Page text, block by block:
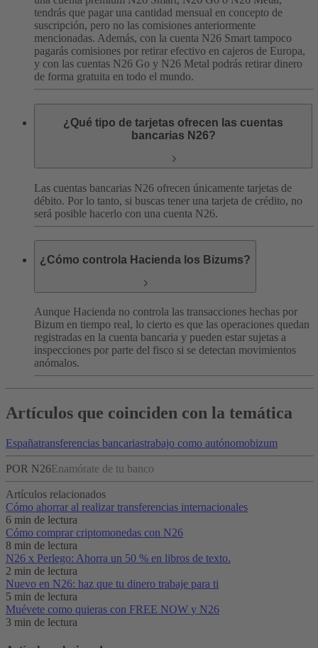
tendrás que pagar una cantidad mensual en concepto de
suscripción, pero no las comisiones anteriormente
mencionadas. Además, con la cuenta N26 Smart tampoco
pagarás comisiones por retirar efectivo en cajeros de Europa,
y con las cuentas N26 Go y N26 Metal podrás retirar dinero
de forma gratuita en todo el mundo.
¿Qué tipo de tarjetas ofrecen las cuentas
bancarias N26?
Las cuentas bancarias N26 ofrecen únicamente tarjetas de
débito. Por lo tanto, si buscas tener una tarjeta de crédito, no
será posible hacerlo con una cuenta N26.
¿Cómo controla Hacienda los Bizums?
Aunque Hacienda no controla las transacciones hechas por
Bizum en tiempo real, lo cierto es que las operaciones quedan
registradas en la cuenta bancaria y pueden estar sujetas a
inspecciones por parte del fisco si se detectan movimientos
anómalos.
Artículos que coinciden con la temática
Españatransferencias bancariastrabajo como autónomobizum
POR N26Enamórate de tu banco
Artículos relacionados
Cómo ahorrar al realizar transferencias internacionales
6 min de lectura
Cómo comprar criptomonedas con N26
8 min de lectura
N26 x Perlego: Ahorra un 50 % en libros de texto.
2 min de lectura
Nuevo en N26: haz que tu dinero trabaje para ti
5 min de lectura
Muévete como quieras con FREE NOW y N26
3 min de lectura